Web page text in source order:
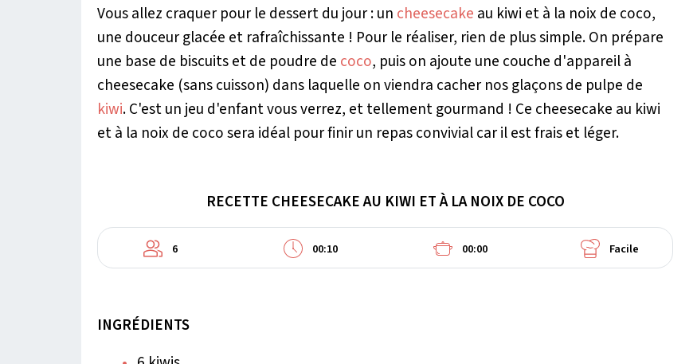
Vous allez craquer pour le dessert du jour : un cheesecake au kiwi et à la noix de coco,
une douceur glacée et rafraîchissante ! Pour le réaliser, rien de plus simple. On prépare
une base de biscuits et de poudre de coco, puis on ajoute une couche d'appareil à
cheesecake (sans cuisson) dans laquelle on viendra cacher nos glaçons de pulpe de
kiwi. C'est un jeu d'enfant vous verrez, et tellement gourmand ! Ce cheesecake au kiwi
et à la noix de coco sera idéal pour finir un repas convivial car il est frais et léger.
RECETTE CHEESECAKE AU KIWI ET À LA NOIX DE COCO
6 00:10 00:00 Facile
INGRÉDIENTS